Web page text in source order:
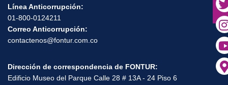
Línea Anticorrupción:
01-800-0124211
Correo Anticorrupción:
contactenos@fontur.com.co
Dirección de correspondencia de FONTUR:
Edificio Museo del Parque Calle 28 # 13A - 24 Piso 6